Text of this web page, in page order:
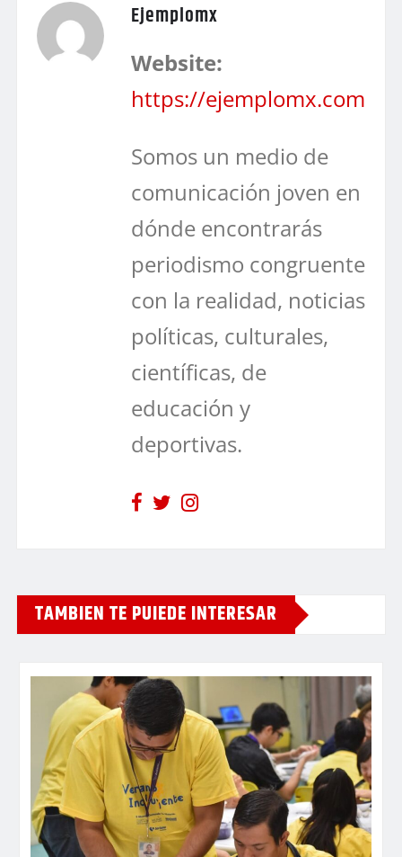
Ejemplomx
Website:
https://ejemplomx.com
Somos un medio de
comunicación joven en
dónde encontrarás
periodismo congruente
con la realidad, noticias
políticas, culturales,
científicas, de
educación y
deportivas.
TAMBIEN TE PUIEDE INTERESAR